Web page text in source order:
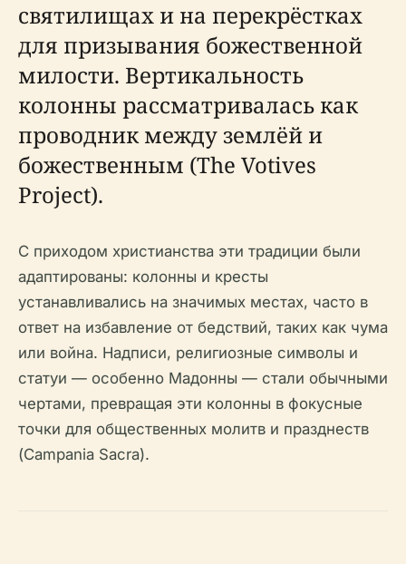
святилищах и на перекрёстках
для призывания божественной
милости. Вертикальность
колонны рассматривалась как
проводник между землёй и
божественным (The Votives
Project).
С приходом христианства эти традиции были
адаптированы: колонны и кресты
устанавливались на значимых местах, часто в
ответ на избавление от бедствий, таких как чума
или война. Надписи, религиозные символы и
статуи — особенно Мадонны — стали обычными
чертами, превращая эти колонны в фокусные
точки для общественных молитв и празднеств
(Campania Sacra).